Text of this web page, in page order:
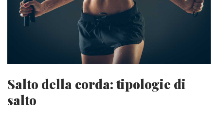
Salto della corda: tipologie di
salto